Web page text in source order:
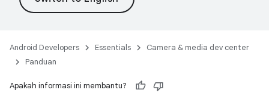
Android Developers Essentials
Camera & media dev center
Panduan
Apakah informasi ini membantu?